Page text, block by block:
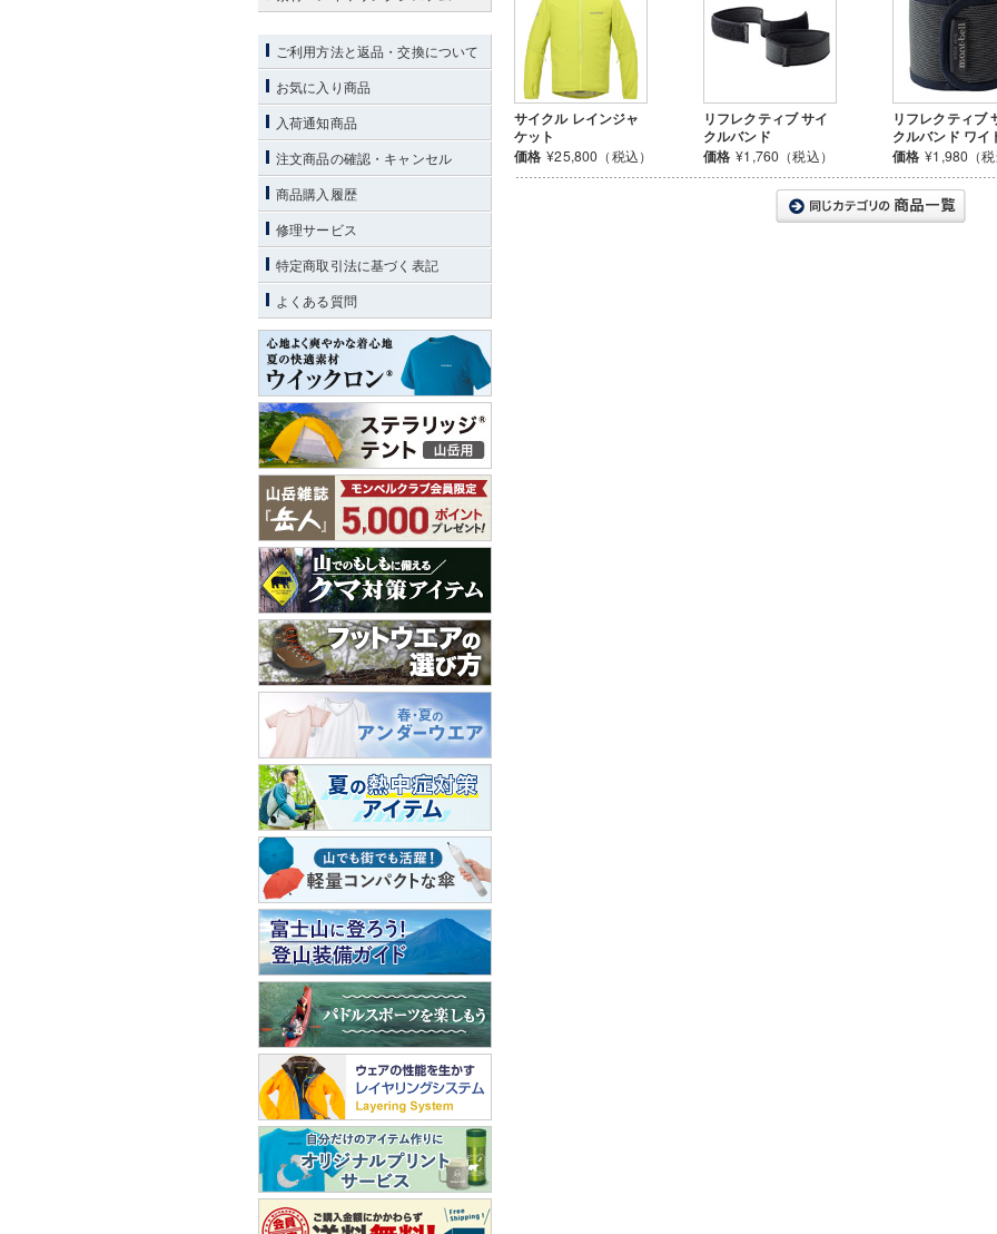
サイクル レインジャ
ケット
価格 ¥25,800（税込）
リフレクティブ サイ
クルバンド
価格 ¥1,760（税込）
リフレクティブ
クルバンド ワイ
価格 ¥1,980（税
ご利用方法と返品・交換について
お気に入り商品
入荷通知商品
注文商品の確認・キャンセル
商品購入履歴
修理サービス
特定商取引法に基づく表記
よくある質問